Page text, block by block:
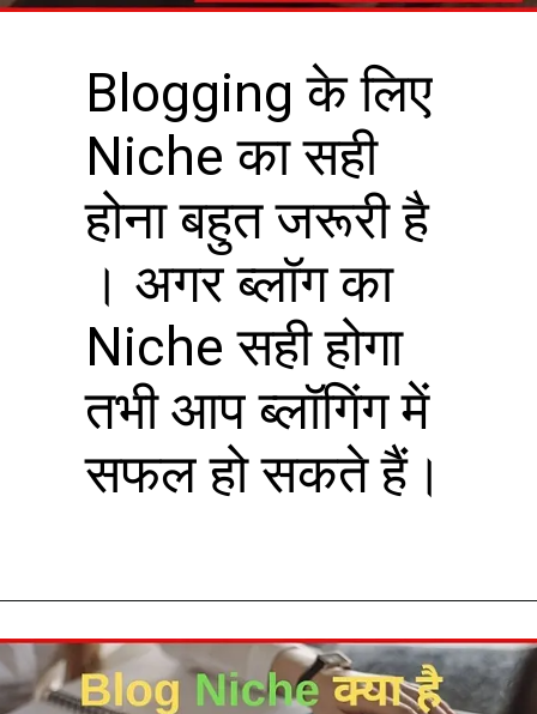
Blogging के लिए
Niche का सही
होना बहुत जरूरी है
। अगर ब्लॉग का
Niche सही होगा
तभी आप ब्लॉगिंग में
सफल हो सकते हैं।